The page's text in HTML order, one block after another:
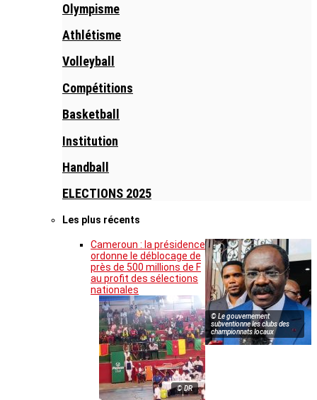
Olympisme
Athlétisme
Volleyball
Compétitions
Basketball
Institution
Handball
ELECTIONS 2025
Les plus récents
© Le gouvernement
subventionne les clubs des
championnats locaux
Cameroun : la présidence
ordonne le déblocage de
près de 500 millions de F
au profit des sélections
nationales
© DR